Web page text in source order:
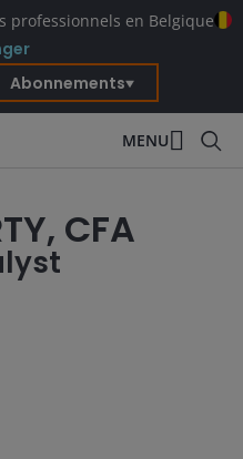
professionnels en Belgique
Abonnements
MENU
CFA